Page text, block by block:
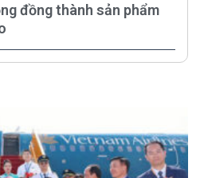
đồng thành sản phẩm